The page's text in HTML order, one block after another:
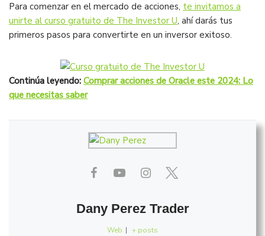
Para comenzar en el mercado de acciones, te invitamos a
unirte al curso gratuito de The Investor U, ahí darás tus
primeros pasos para convertirte en un inversor exitoso.
Continúa leyendo: Comprar acciones de Oracle este 2024: Lo
que necesitas saber
Dany Perez Trader
Web | + posts